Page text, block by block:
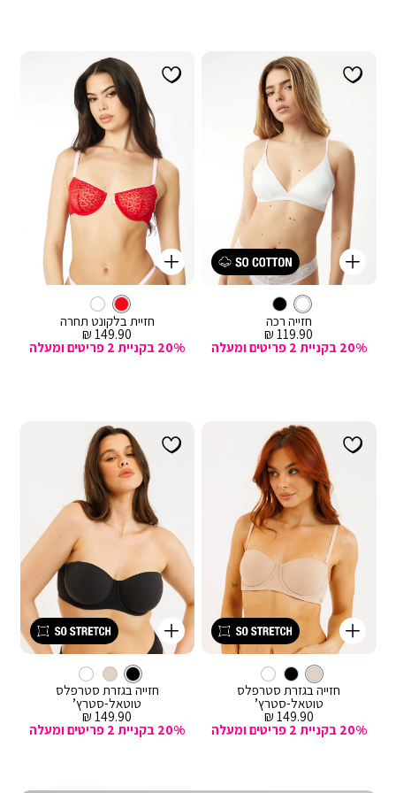
קנייה
מהירה
צבע
לבן
חזייה רכה
מחיר
מכירה
119.90 ₪
20% בקניית 2 פריטים ומעלה
עם
ברזלים
קנייה
מהירה
צבע
אדום
חזיית בלקונט תחרה
מחיר
מכירה
149.90 ₪
20% בקניית 2 פריטים ומעלה
עם
ברזלים
קנייה
מהירה
צבע
'בז
חזייה בגזרת סטרפלס
טוטאל-סטרץ’
מחיר
מכירה
149.90 ₪
20% בקניית 2 פריטים ומעלה
עם
ברזלים
קנייה
מהירה
צבע
שחור
חזייה בגזרת סטרפלס
טוטאל-סטרץ’
מחיר
מכירה
149.90 ₪
20% בקניית 2 פריטים ומעלה
עם
ברזלים